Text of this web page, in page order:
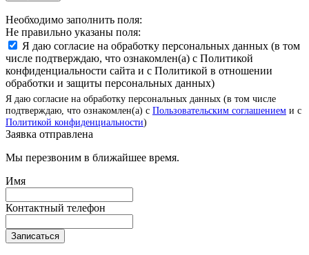
Необходимо заполнить поля:
Не правильно указаны поля:
Я даю согласие на обработку персональных данных (в том
числе подтверждаю, что ознакомлен(а) с Политикой
конфиденциальности сайта и с Политикой в отношении
обработки и защиты персональных данных)
Я даю согласие на обработку персональных данных (в том числе
подтверждаю, что ознакомлен(а) с Пользовательским соглашением и с
Политикой конфиденциальности)
Заявка отправлена
Мы перезвоним в ближайшее время.
Имя
Контактный телефон
Записаться